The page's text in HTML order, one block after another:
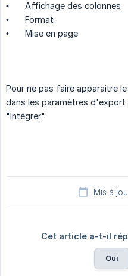
•
Affichage des colonnes
•
Format
•
Mise en page
Pour ne pas faire apparaitre
dans les paramètres
"Intégrer"
Mis à
Cet article a-t-il
Oui